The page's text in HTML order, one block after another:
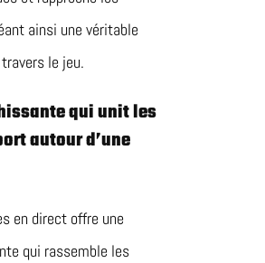
ainsi une véritable
le jeu.
qui unit les
autour d’une
en direct offre une
qui rassemble les